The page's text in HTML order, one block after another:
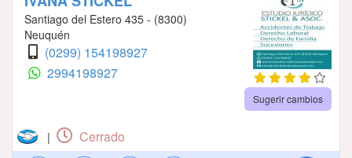
Santiago del Estero 435 - (8300)
Neuquén
(0299) 154198927
2994198927
Sugerir cambios
| Cerrado